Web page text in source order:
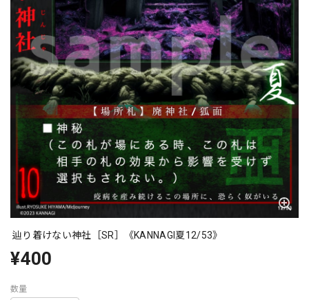
辿り着けない神社［SR］《KANNAGI夏12/53》
¥400
数量